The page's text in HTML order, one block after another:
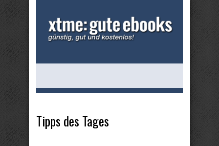
Tipps des Tages